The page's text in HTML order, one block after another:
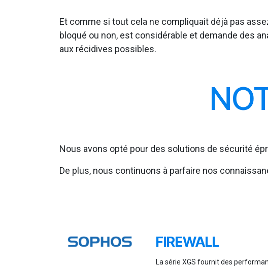
Et comme si tout cela ne compliquait déjà pas
bloqué ou non, est considérable et demande des
aux récidives possibles.
Nous avons opté pour des solutions de sécurité
De plus, nous continuons à parfaire nos
FIREWALL
La série XGS fournit des